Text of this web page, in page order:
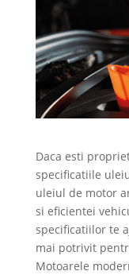
Daca esti
specificatiile
uleiul de motor
si eficientei
specificatiilor te
mai potrivit
Motoarele